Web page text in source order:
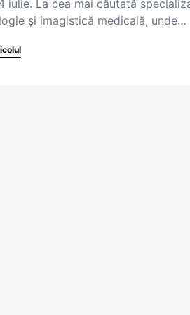
iulie. La cea mai căutată
și imagistică medicală, unde…